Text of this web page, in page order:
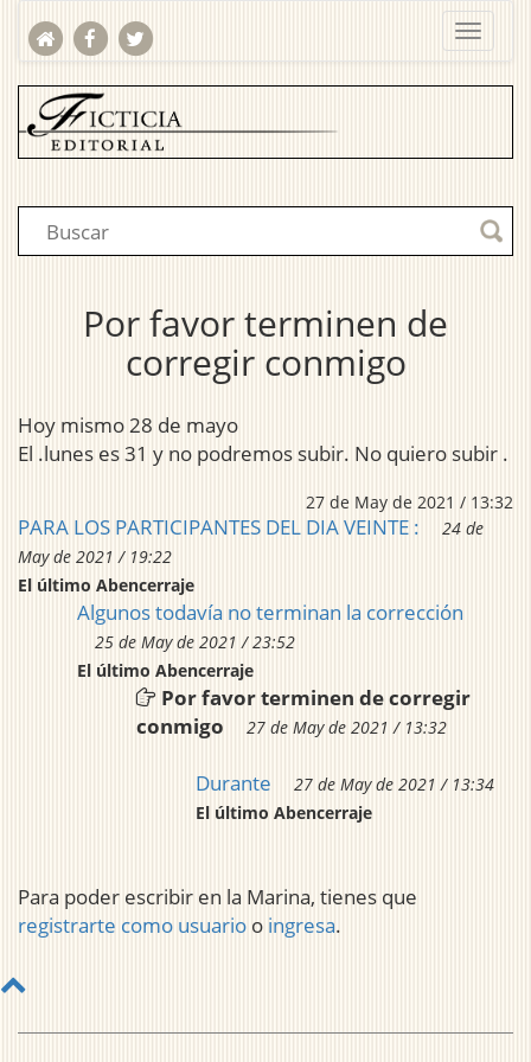
Por favor terminen de
corregir conmigo
Hoy mismo 28 de mayo
El .lunes es 31 y no podremos subir. No quiero subir .
27 de May de 2021 / 13:32
PARA LOS PARTICIPANTES DEL DIA VEINTE :
24 de
May de 2021 / 19:22
El último Abencerraje
Algunos todavía no terminan la corrección
25 de May de 2021 / 23:52
El último Abencerraje
Por favor terminen de corregir
conmigo
27 de May de 2021 / 13:32
Durante
27 de May de 2021 / 13:34
El último Abencerraje
Para poder escribir en la Marina, tienes que
registrarte como usuario o ingresa.